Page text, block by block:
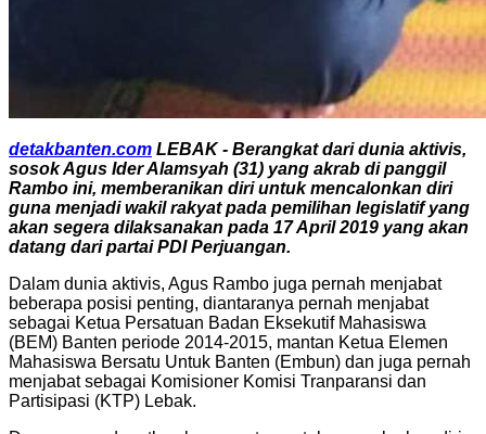
detakbanten.com LEBAK - Berangkat dari dunia aktivis,
sosok Agus Ider Alamsyah (31) yang akrab di panggil
Rambo ini, memberanikan diri untuk mencalonkan diri
guna menjadi wakil rakyat pada pemilihan legislatif yang
akan segera dilaksanakan pada 17 April 2019 yang akan
datang dari partai PDI Perjuangan.
Dalam dunia aktivis, Agus Rambo juga pernah menjabat
beberapa posisi penting, diantaranya pernah menjabat
sebagai Ketua Persatuan Badan Eksekutif Mahasiswa
(BEM) Banten periode 2014-2015, mantan Ketua Elemen
Mahasiswa Bersatu Untuk Banten (Embun) dan juga pernah
menjabat sebagai Komisioner Komisi Tranparansi dan
Partisipasi (KTP) Lebak.